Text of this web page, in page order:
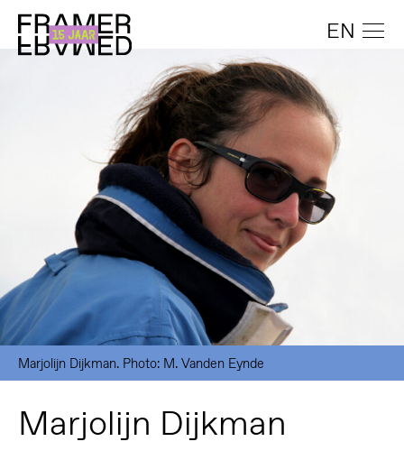
EN
Marjolijn Dijkman. Photo: M. Vanden Eynde
Marjolijn Dijkman